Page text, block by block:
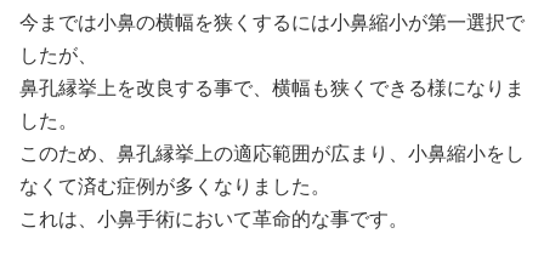
今までは小鼻の横幅を狭くするには小鼻縮小が第一選択で
したが、
鼻孔縁挙上を改良する事で、横幅も狭くできる様になりま
した。
このため、鼻孔縁挙上の適応範囲が広まり、小鼻縮小をし
なくて済む症例が多くなりました。
これは、小鼻手術において革命的な事です。